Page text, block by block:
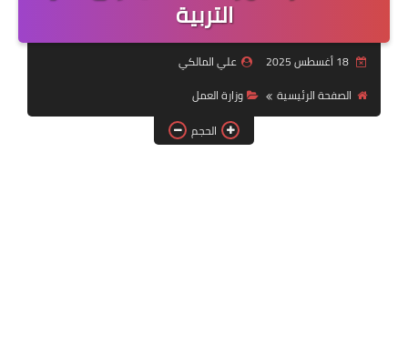
التقنية
سلف وقروض
اخبار الطقس
التربية
18 أغسطس 2025
علي المالكي
الصفحة الرئيسية
وزارة العمل
الحجم